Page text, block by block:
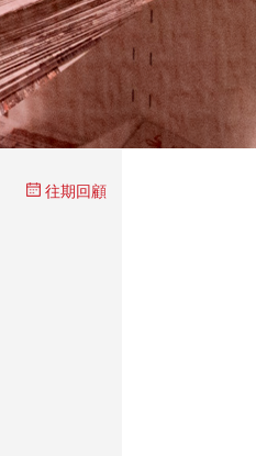
往期回顧